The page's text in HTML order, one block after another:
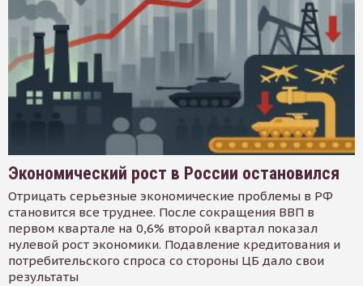
Экономический рост в России остановился
Отрицать серьезные экономические проблемы в РФ
становится все труднее. После сокращения ВВП в
первом квартале на 0,6% второй квартал показал
нулевой рост экономики. Подавление кредитования и
потребительского спроса со стороны ЦБ дало свои
результаты